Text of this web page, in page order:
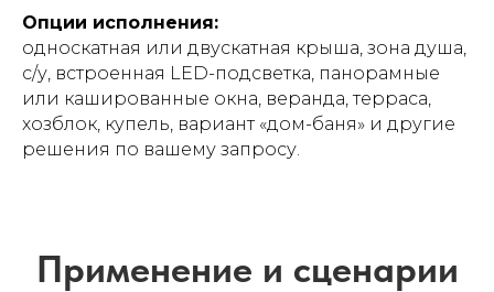
Опции исполнения:
односкатная или двускатная крыша, зона душа,
с/у, встроенная LED-подсветка, панорамные
или кашированные окна, веранда, терраса,
хозблок, купель, вариант «дом-баня» и другие
решения по вашему запросу.